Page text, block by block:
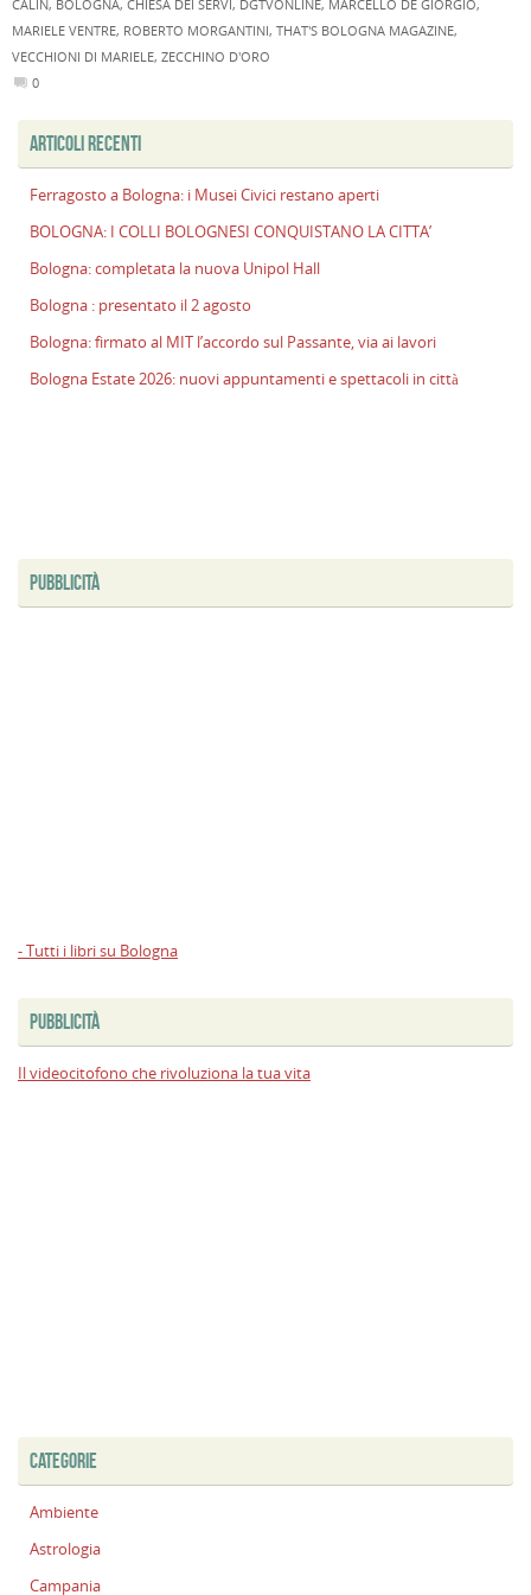
CALIN, BOLOGNA, CHIESA DEI SERVI , DGTVONLINE, MARCELLO DE GIORGIO,
MARIELE VENTRE, ROBERTO MORGANTINI, THAT'S BOLOGNA MAGAZINE,
VECCHIONI DI MARIELE, ZECCHINO D'ORO
0
ARTICOLI RECENTI
Ferragosto a Bologna: i Musei Civici restano aperti
BOLOGNA: I COLLI BOLOGNESI CONQUISTANO LA CITTA’
Bologna: completata la nuova Unipol Hall
Bologna : presentato il 2 agosto
Bologna: firmato al MIT l’accordo sul Passante, via ai lavori
Bologna Estate 2026: nuovi appuntamenti e spettacoli in città
PUBBLICITÀ
- Tutti i libri su Bologna
PUBBLICITÀ
Il videocitofono che rivoluziona la tua vita
CATEGORIE
Ambiente
Astrologia
Campania